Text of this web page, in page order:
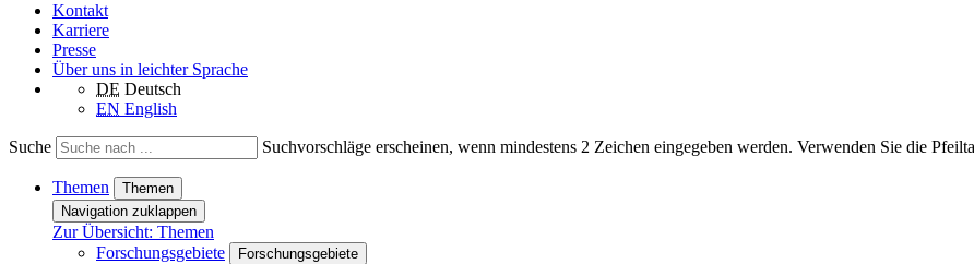
Kontakt
Karriere
Presse
Über uns in leichter Sprache
DE Deutsch
EN English
Suche Suchvorschläge erscheinen, wenn mindestens 2 Zeichen eingegeben werden. Verwenden Sie die
Themen
Themen
Navigation zuklappen
Zur Übersicht: Themen
Forschungsgebiete
Forschungsgebiete